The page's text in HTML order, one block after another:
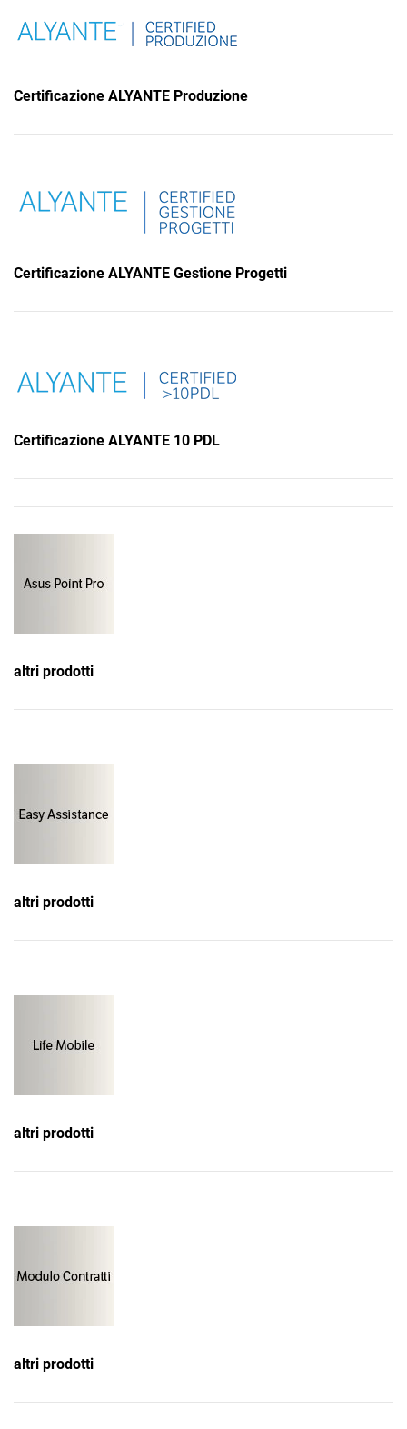
Certificazione ALYANTE Produzione
Certificazione ALYANTE Gestione Progetti
Certificazione ALYANTE 10 PDL
altri prodotti
altri prodotti
altri prodotti
altri prodotti